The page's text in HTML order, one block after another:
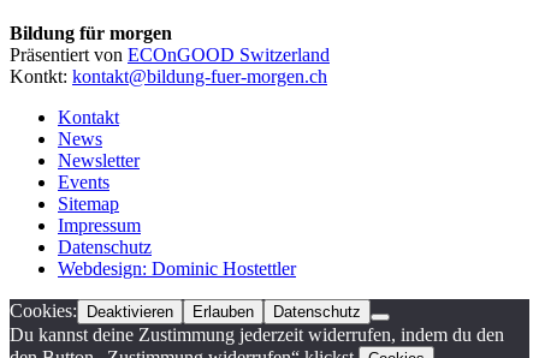
Bildung für morgen
Präsentiert von ECOnGOOD Switzerland
Kontkt: kontakt@bildung-fuer-morgen.ch
Kontakt
News
Newsletter
Events
Sitemap
Impressum
Datenschutz
Webdesign: Dominic Hostettler
Cookies: Deaktivieren Erlauben Datenschutz
Du kannst deine Zustimmung jederzeit widerrufen, indem du den